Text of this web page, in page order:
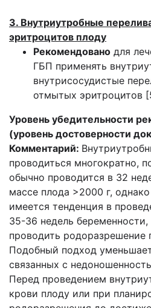
3. Внутриутробные
эритроцитов плоду
Рекомендовано для
ГБП применять
внутрисосудистые
отмытых эритроцитов
Уровень убедительности
(уровень достоверности
Комментарий:
проводиться многократно,
обычно проводится в 32
массе плода >2000 г,
имеется тенденция в
35-36 недель беременности,
проводить родоразрешение
Подобный подход
связанных с
Перед проведением
крови плоду или при